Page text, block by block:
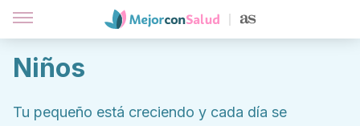
Niños
Tu pequeño está creciendo y cada día se